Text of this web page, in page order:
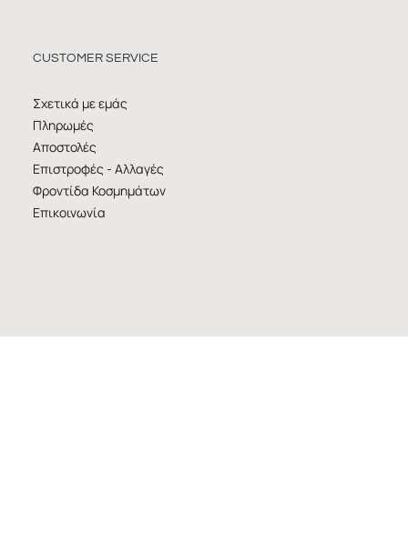
CUSTOMER SERVICE
Σχετικά με εμάς
Πληρωμές
Αποστολές
Επιστροφές - Αλλαγές
Φροντίδα Κοσμημάτων
Επικοινωνία